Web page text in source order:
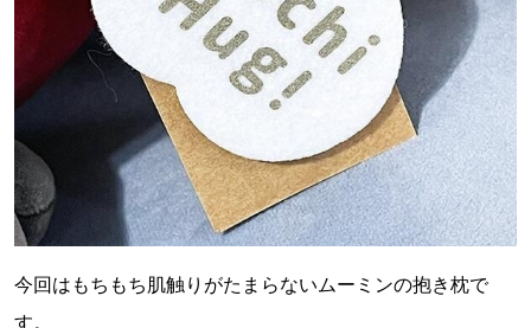
今回はもちもち肌触りがたまらないムーミンの抱き枕で
す。